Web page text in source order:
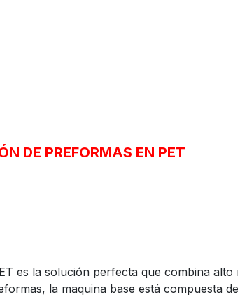
DE PREFORMAS EN PET
es la solución perfecta que combina
la maquina base está compuesta